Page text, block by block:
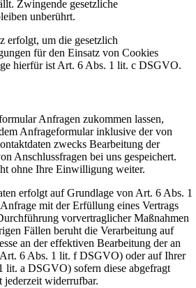
Zwingende gesetzliche
unberührt.
erfolgt, um die gesetzlich
für den Einsatz von Cookies
hierfür ist Art. 6 Abs. 1 lit. c DSGVO.
Anfragen zukommen lassen,
Anfrageformular inklusive der von
zwecks Bearbeitung der
Anschlussfragen bei uns gespeichert.
ohne Ihre Einwilligung weiter.
erfolgt auf Grundlage von Art. 6 Abs. 1
mit der Erfüllung eines Vertrags
vorvertraglicher Maßnahmen
Fällen beruht die Verarbeitung auf
an der effektiven Bearbeitung der an
6 Abs. 1 lit. f DSGVO) oder auf Ihrer
a DSGVO) sofern diese abgefragt
widerrufbar.